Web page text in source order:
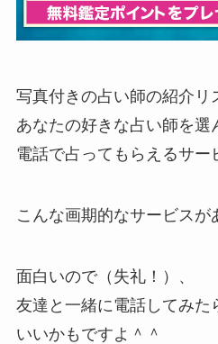
写真付きの占い師の紹介リ
あなたの好きな占い師を選
電話で占ってもらえるサー
こんな画期的なサービスが
面白いので（失礼！）、
友達と一緒に電話してみた
いいかもですよ＾＾